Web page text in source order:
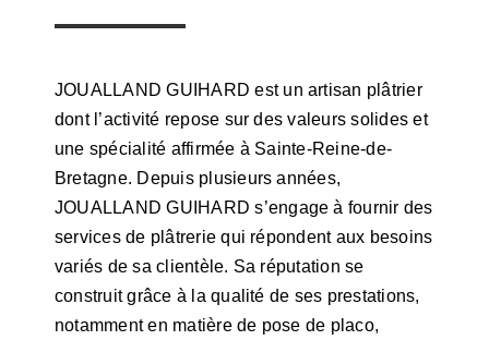
JOUALLAND GUIHARD est un artisan plâtrier
dont l’activité repose sur des valeurs solides et
une spécialité affirmée à Sainte-Reine-de-
Bretagne. Depuis plusieurs années,
JOUALLAND GUIHARD s’engage à fournir des
services de plâtrerie qui répondent aux besoins
variés de sa clientèle. Sa réputation se
construit grâce à la qualité de ses prestations,
notamment en matière de pose de placo,